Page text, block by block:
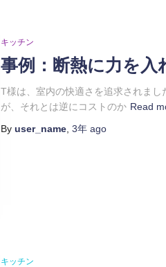
キッチン
事例：断熱に力を入
T様は、室内の快適さを追求されま
が、それとは逆にコストのか Read
By user_name, 3年ago
キッチン